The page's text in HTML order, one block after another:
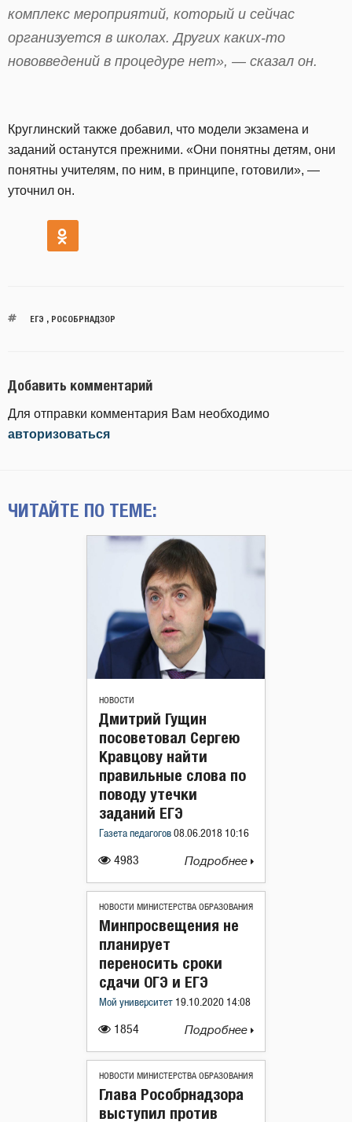
комплекс мероприятий, который и сейчас
организуется в школах. Других каких-то
нововведений в процедуре нет», — сказал он.
Круглинский также добавил, что модели экзамена и
заданий останутся прежними. «Они понятны детям, они
понятны учителям, по ним, в принципе, готовили», —
уточнил он.
ЕГЭ , РОСОБРНАДЗОР
Добавить комментарий
Для отправки комментария Вам необходимо
авторизоваться
ЧИТАЙТЕ ПО ТЕМЕ:
НОВОСТИ
4983
Дмитрий Гущин
посоветовал Сергею
Кравцову найти
правильные слова по
поводу утечки
заданий ЕГЭ
Газета педагогов 08.06.2018 10:16
Подробнее
НОВОСТИ МИНИСТЕРСТВА ОБРАЗОВАНИЯ
1854
Минпросвещения не
планирует
переносить сроки
сдачи ОГЭ и ЕГЭ
Мой университет 19.10.2020 14:08
Подробнее
НОВОСТИ МИНИСТЕРСТВА ОБРАЗОВАНИЯ
Глава Рособрнадзора
выступил против